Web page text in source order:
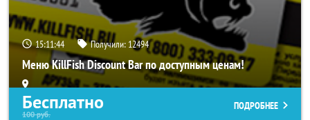
15:11:40 Получили: 12494
Меню KillFish Discount Bar по доступным ценам!
Бесплатно
100руб.
ПОДРОБНЕЕ